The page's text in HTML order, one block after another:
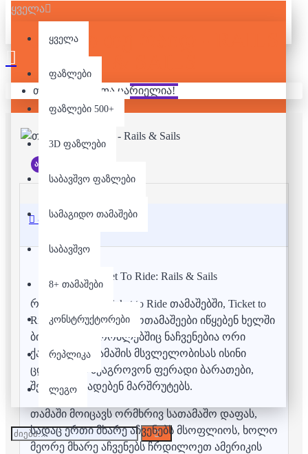
ყველა
ყველა
ფაზლები
ფაზლები 500+
3D ფაზლები
საბავშვო ფაზლები
სამაგიდო თამაშები
საბავშვო
8+ თამაშები
კონსტრუქტორები
რეპლიკა
ლეგო
თქვენი კალათა ცარიელია!
ᲗᲘᲥᲔᲗ ᲗᲣ ᲠᲐᲘᲓ - RAILS
არ არის მარაგში
აღწერა
Ticket To Ride: Rails & Sails
როგორც სხვა Ticket to Ride თამაშებში, Ticket to
Ride: Rails & Sails-ში მოთამაშეები იწყებენ ხელში
ბილეთებით, რომლებშიც ნაჩვენებია ორი
ქალაქი და თამაშის მსვლელობისას ისინი
ცდილობენ შეაგროვონ ფერადი ბარათები,
შემდეგ აცხადებენ მარშრუტებს.
თამაში მოიცავს ორმხრივ სათამაშო დაფას,
სადაც ერთი მხარე აჩვენებს მსოფლიოს, ხოლო
მეორე მხარე აჩვენებს ჩრდილოეთ ამერიკის